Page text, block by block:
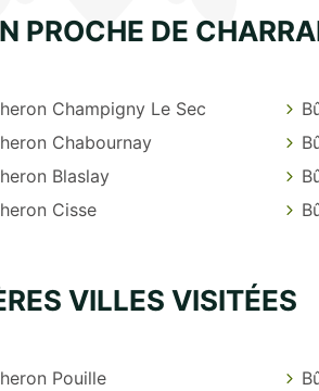
PROCHE DE
Champigny Le Sec
Chabournay
Blaslay
Cisse
VILLES VISITÉES
Pouille